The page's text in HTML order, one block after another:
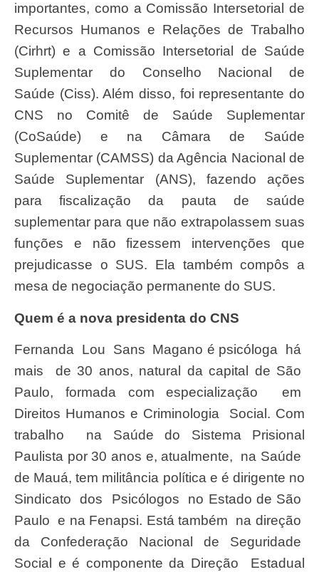
importantes, como a Comissão Intersetorial de
Recursos Humanos e Relações de Trabalho
(Cirhrt) e a Comissão Intersetorial de Saúde
Suplementar do Conselho Nacional de
Saúde (Ciss). Além disso, foi representante do
CNS no Comitê de Saúde Suplementar
(CoSaúde) e na Câmara de Saúde
Suplementar (CAMSS) da Agência Nacional de
Saúde Suplementar (ANS), fazendo ações
para fiscalização da pauta de saúde
suplementar para que não extrapolassem suas
funções e não fizessem intervenções que
prejudicasse o SUS. Ela também compôs a
mesa de negociação permanente do SUS.
Quem é a nova presidenta do CNS
Fernanda Lou Sans Magano é psicóloga há
mais de 30 anos, natural da capital de São
Paulo, formada com especialização em
Direitos Humanos e Criminologia Social. Com
trabalho na Saúde do Sistema Prisional
Paulista por 30 anos e, atualmente, na Saúde
de Mauá, tem militância política e é dirigente no
Sindicato dos Psicólogos no Estado de São
Paulo e na Fenapsi. Está também na direção
da Confederação Nacional de Seguridade
Social e é componente da Direção Estadual